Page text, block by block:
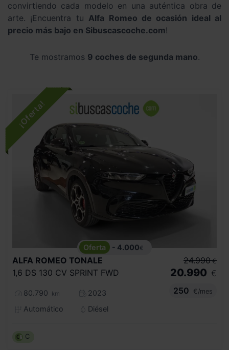
convirtiendo cada modelo en una auténtica obra de
arte. ¡Encuentra tu Alfa Romeo de ocasión ideal al
precio más bajo en Sibuscascoche.com!
Te mostramos 9 coches de segunda mano.
- 4.000€
ALFA ROMEO TONALE
1,6 DS 130 CV SPRINT FWD
80.790 km
2023
Automático
Diésel
24.990 €
20.990 €
250
€/mes
C